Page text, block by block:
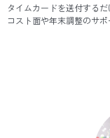
タイムカードを送付する
コスト面や年末調整のサ